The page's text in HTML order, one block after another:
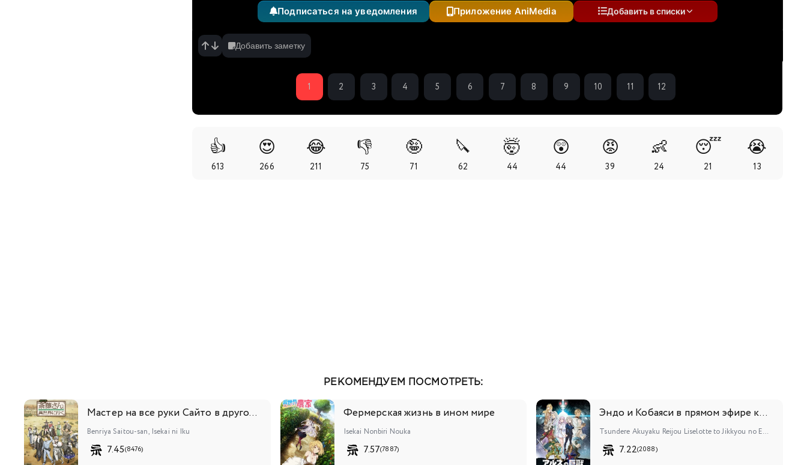
Подписаться на уведомления Приложение AniMedia Добавить в списки
Добавить заметку
1 2 3 4 5 6 7 8 9 10 11 12
👍
613
😍
266
😂
211
👎
75
🤪
71
🔪
62
🤯
44
😲
44
😡
39
👶
24
😴
21
😭
13
РЕКОМЕНДУЕМ ПОСМОТРЕТЬ:
Мастер на все руки Сайто в другом мире
Benriya Saitou-san, Isekai ni Iku
7.45(8476)
Фермерская жизнь в ином мире
Isekai Nonbiri Nouka
7.57(7887)
Эндо и Кобаяси в прямом эфире комментируют злодейку
Tsundere Akuyaku Reijou Liselotte to Jikkyou no Endou-kun to Kaisetsu no Kobayashi-san
7.22(2088)